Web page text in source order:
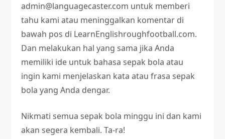
admin@languagecaster.com untuk memberi
tahu kami atau meninggalkan komentar di
bawah pos di LearnEnglishroughfootball.com.
Dan melakukan hal yang sama jika Anda
memiliki ide untuk bahasa sepak bola atau
ingin kami menjelaskan kata atau frasa sepak
bola yang Anda dengar.
Nikmati semua sepak bola minggu ini dan kami
akan segera kembali. Ta-ra!